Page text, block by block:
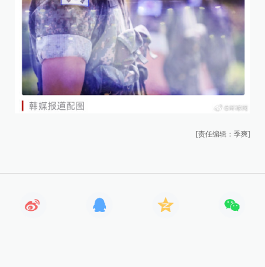
[责任编辑：季爽]